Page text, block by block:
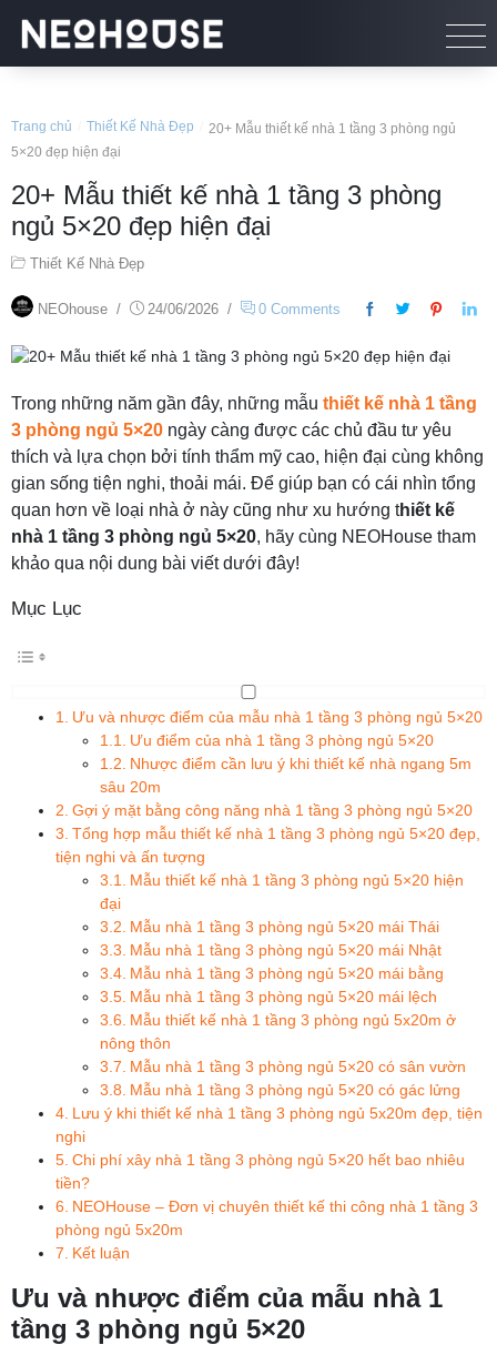
Trang chủ Thiết Kế Nhà Đẹp
20+ Mẫu thiết kế nhà 1 tầng 3 phòng ngủ
5×20 đẹp hiện đại
20+ Mẫu thiết kế nhà 1 tầng 3 phòng
ngủ 5×20 đẹp hiện đại
Thiết Kế Nhà Đẹp
NEOhouse / 24/06/2026 / 0 Comments
Trong những năm gần đây, những mẫu thiết kế nhà 1 tầng
3 phòng ngủ 5×20 ngày càng được các chủ đầu tư yêu
thích và lựa chọn bởi tính thẩm mỹ cao, hiện đại cùng không
gian sống tiện nghi, thoải mái. Để giúp bạn có cái nhìn tổng
quan hơn về loại nhà ở này cũng như xu hướng thiết kế
nhà 1 tầng 3 phòng ngủ 5×20, hãy cùng NEOHouse tham
khảo qua nội dung bài viết dưới đây!
Mục Lục
Ưu và nhược điểm của mẫu nhà 1 tầng 3 phòng ngủ 5×20
Ưu điểm của nhà 1 tầng 3 phòng ngủ 5×20
Nhược điểm cần lưu ý khi thiết kế nhà ngang 5m
sâu 20m
Gợi ý mặt bằng công năng nhà 1 tầng 3 phòng ngủ 5×20
Tổng hợp mẫu thiết kế nhà 1 tầng 3 phòng ngủ 5×20 đẹp,
tiện nghi và ấn tượng
Mẫu thiết kế nhà 1 tầng 3 phòng ngủ 5×20 hiện
đại
Mẫu nhà 1 tầng 3 phòng ngủ 5×20 mái Thái
Mẫu nhà 1 tầng 3 phòng ngủ 5×20 mái Nhật
Mẫu nhà 1 tầng 3 phòng ngủ 5×20 mái bằng
Mẫu nhà 1 tầng 3 phòng ngủ 5×20 mái lệch
Mẫu thiết kế nhà 1 tầng 3 phòng ngủ 5x20m ở
nông thôn
Mẫu nhà 1 tầng 3 phòng ngủ 5×20 có sân vườn
Mẫu nhà 1 tầng 3 phòng ngủ 5×20 có gác lửng
Lưu ý khi thiết kế nhà 1 tầng 3 phòng ngủ 5x20m đẹp, tiện
nghi
Chi phí xây nhà 1 tầng 3 phòng ngủ 5×20 hết bao nhiêu
tiền?
NEOHouse – Đơn vị chuyên thiết kế thi công nhà 1 tầng 3
phòng ngủ 5x20m
Kết luận
Ưu và nhược điểm của mẫu nhà 1
tầng 3 phòng ngủ 5×20